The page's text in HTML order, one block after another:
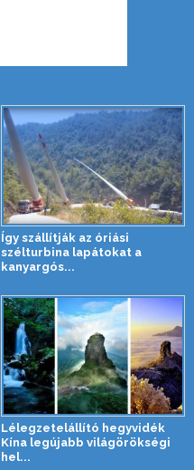
Így szállítják az óriási
szélturbina lapátokat a
kanyargós...
Lélegzetelállító hegyvidék
Kína legújabb világörökségi
hel...